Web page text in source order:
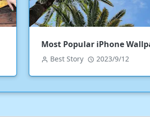
Most Popular iPhone
Best Story 2023/9/12